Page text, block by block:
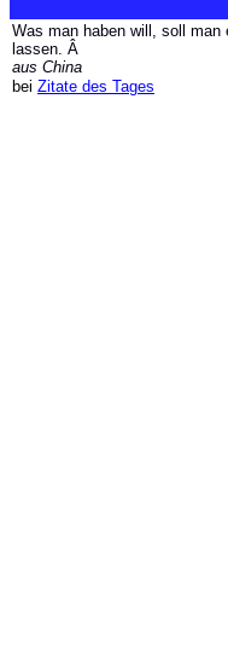
Was man haben will, soll man
lassen. Â
aus China
bei Zitate des Tages